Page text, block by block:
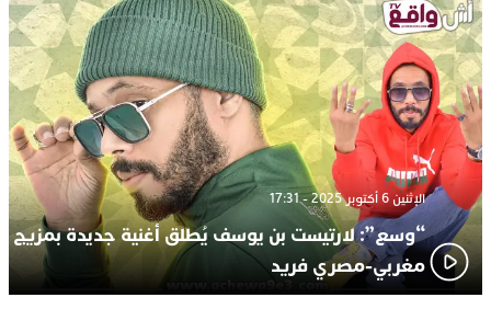
الإثنين 6 أكتوبر 2025 - 17:31
“وسع”: لارتيست بن يوسف يُطلق أغنية جديدة بمزيج
مغربي-مصري فريد